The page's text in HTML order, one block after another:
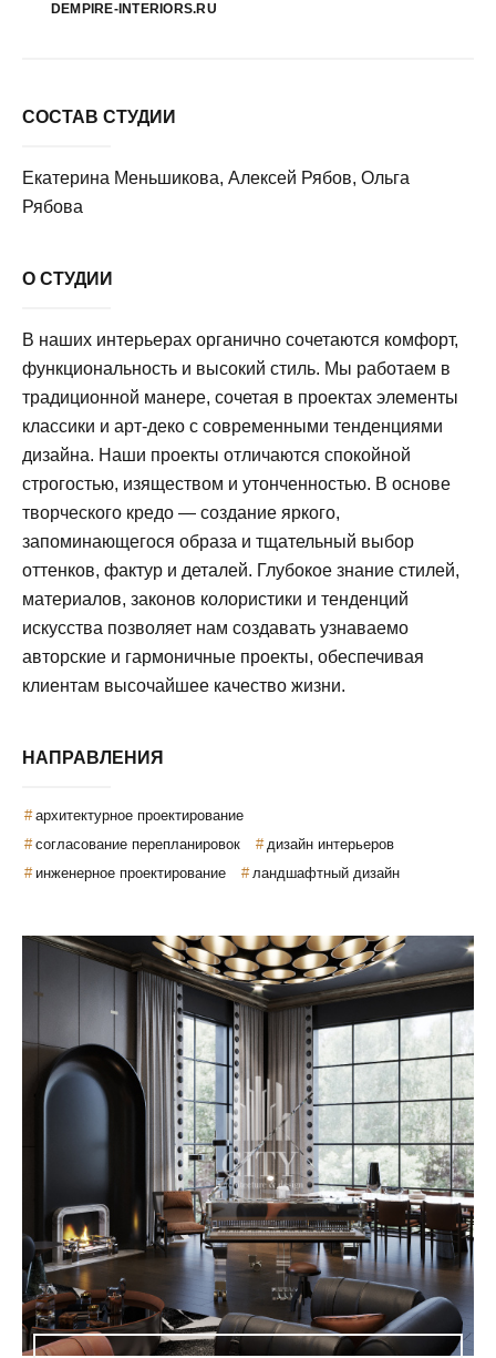
DEMPIRE-INTERIORS.RU
СОСТАВ СТУДИИ
Екатерина Меньшикова, Алексей Рябов, Ольга
Рябова
О СТУДИИ
В наших интерьерах органично сочетаются комфорт,
функциональность и высокий стиль. Мы работаем в
традиционной манере, сочетая в проектах элементы
классики и арт-деко с современными тенденциями
дизайна. Наши проекты отличаются спокойной
строгостью, изяществом и утонченностью. В основе
творческого кредо — создание яркого,
запоминающегося образа и тщательный выбор
оттенков, фактур и деталей. Глубокое знание стилей,
материалов, законов колористики и тенденций
искусства позволяет нам создавать узнаваемо
авторские и гармоничные проекты, обеспечивая
клиентам высочайшее качество жизни.
НАПРАВЛЕНИЯ
архитектурное проектирование
согласование перепланировок
дизайн интерьеров
инженерное проектирование
ландшафтный дизайн